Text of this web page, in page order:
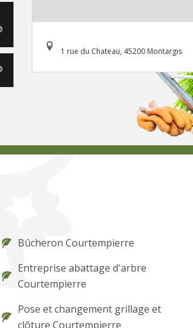
1 rue du Chateau, 45200 Montargis
Bûcheron Courtempierre
Entreprise abattage d'arbre
Courtempierre
Pose et changement grillage et
clôture Courtempierre